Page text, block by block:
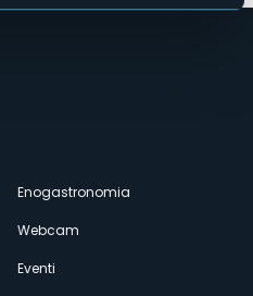
Enogastronomia
Webcam
Eventi